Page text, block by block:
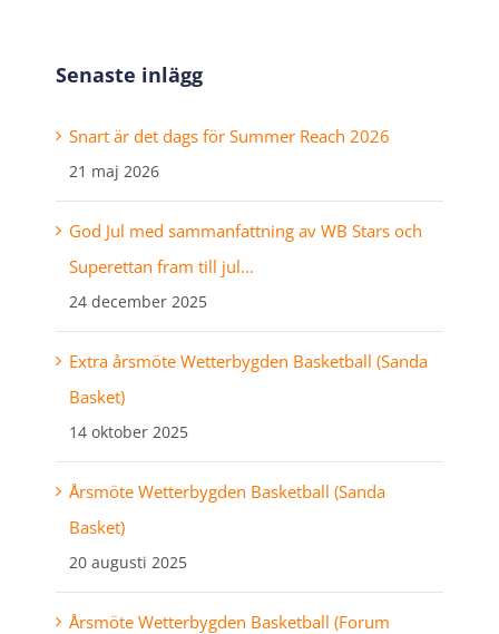
Senaste inlägg
Snart är det dags för Summer Reach 2026
21 maj 2026
God Jul med sammanfattning av WB Stars och
Superettan fram till jul…
24 december 2025
Extra årsmöte Wetterbygden Basketball (Sanda
Basket)
14 oktober 2025
Årsmöte Wetterbygden Basketball (Sanda
Basket)
20 augusti 2025
Årsmöte Wetterbygden Basketball (Forum